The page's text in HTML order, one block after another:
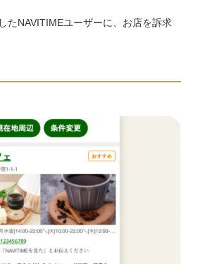
たNAVITIMEユーザーに、お店を訴求